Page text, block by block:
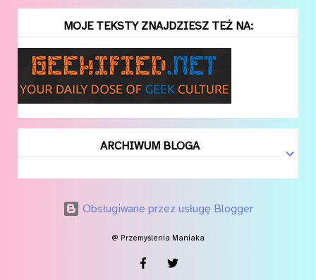
MOJE TEKSTY ZNAJDZIESZ TEŻ NA:
ARCHIWUM BLOGA
Obsługiwane przez usługę Blogger
@ Przemyślenia Maniaka